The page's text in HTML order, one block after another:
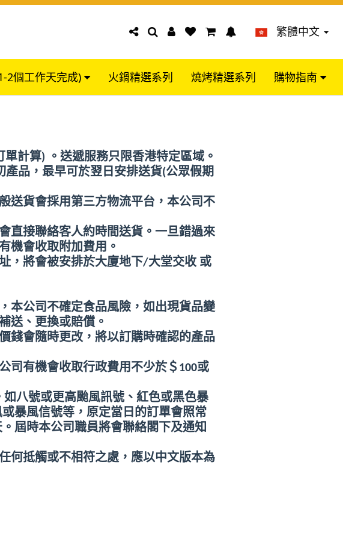
繁體中文
2個工作天完成) 火鍋精選系列 燒烤精選系列 購物指南
單計算)
。送遞服務只限香港特定區域。
產品，最早可於翌日安排送貨(公眾假期
般送貨會採用第三方物流平台，本公司不
直接聯絡客人約時間送貨。一旦錯過來
機會收取附加費用。
，將會被安排於大廈地下/大堂交收 或
本公司不確定食品風險，如出現貨品變
送、更換或賠償。
錢會隨時更改，將以訂購時確認的產品
司有機會收取行政費用不少於＄ 100或
八號或更高颱風訊號、紅色或黑色暴
暴風信號等，原定當日的訂單會照常
屆時本公司職員將會聯絡閣下及通知
何抵觸或不相符之處，應以中文版本為